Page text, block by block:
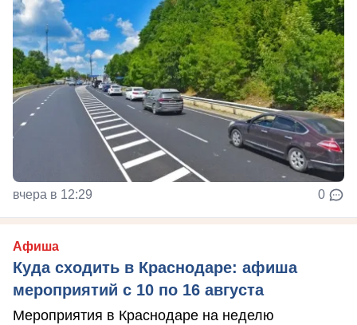
вчера в 12:29 0
Афиша
Куда сходить в Краснодаре: афиша
мероприятий с 10 по 16 августа
Мероприятия в Краснодаре на неделю